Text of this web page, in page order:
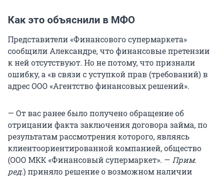
Как это объяснили в МФО
Представители «Финансового супермаркета»
сообщили Александре, что финансовые претензии
к ней отсутствуют. Но не потому, что признали
ошибку, а «в связи с уступкой прав (требований) в
адрес ООО «Агентство финансовых решений».
— От вас ранее было получено обращение об
отрицании факта заключения договора займа, по
результатам рассмотрения которого, являясь
клиентоориентированной компанией, общество
(ООО МКК «Финансовый супермаркет». — Прим.
ред.) приняло решение о возможном наличии